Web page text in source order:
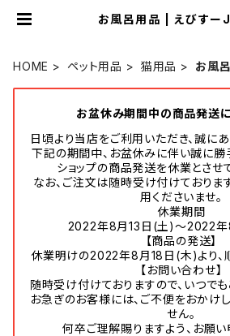
お風呂用品 | えびす
HOME ペット用品 猫用品 お風
お盆休み期間中の商品発送
日頃より当店をご利用いただき、誠にあ
下記の期間中、お盆休みに伴い誠に勝
ショップの商品発送を休業とさせ
なお、ご注文は随時受け付けておりま
用くださいませ。
休業期間
2022年8月13日(土)～2022年
【商品の発送】
休業明けの2022年8月18日(木)より、
【お問い合わせ】
随時受け付けておりますので、いつでも
お急ぎのお客様には、ご不便をおかけ
せん。
何卒ご理解賜りますよう、お願い